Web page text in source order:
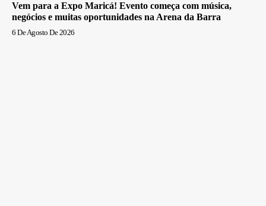
Vem para a Expo Maricá! Evento começa com música,
negócios e muitas oportunidades na Arena da Barra
6 De Agosto De 2026